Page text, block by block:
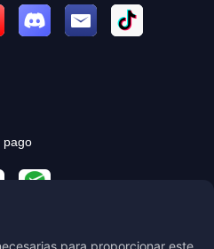
pago
para proporcionar este